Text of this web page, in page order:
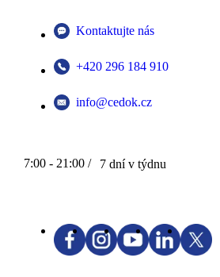
Kontaktujte nás
+420 296 184 910
info@cedok.cz
7:00 - 21:00 / 7 dní v týdnu